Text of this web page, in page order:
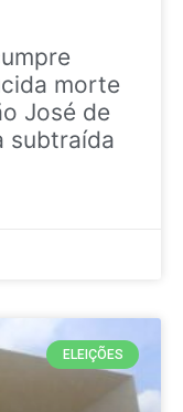
morte
José de
subtraída
ELEIÇÕES